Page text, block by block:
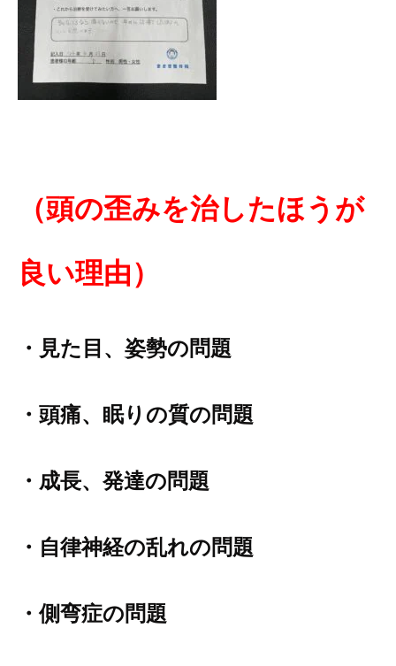
（頭の歪みを治したほう が
良い理由）
・見た目、 姿勢の問題
・頭痛、眠りの質の問題
・成長、発達の問題
・自律神経の乱れの問題
・側弯症の問題